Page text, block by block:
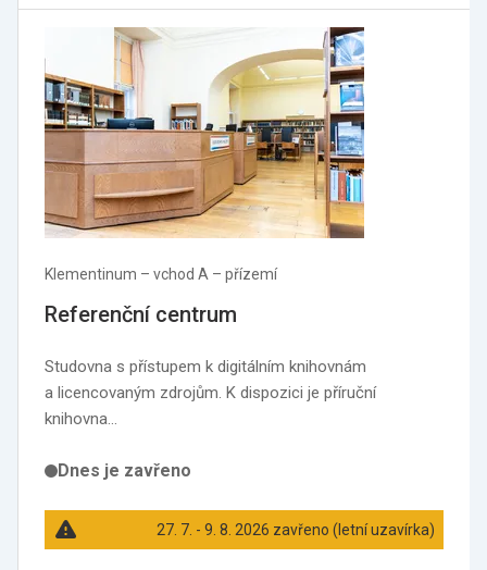
Klementinum –⁠ vchod A –⁠ přízemí
Referenční centrum
Studovna s přístupem k digitálním knihovnám
a licencovaným zdrojům. K dispozici je příruční
knihovna…
Dnes je zavřeno
27. 7. - 9. 8. 2026 zavřeno (letní uzavírka)